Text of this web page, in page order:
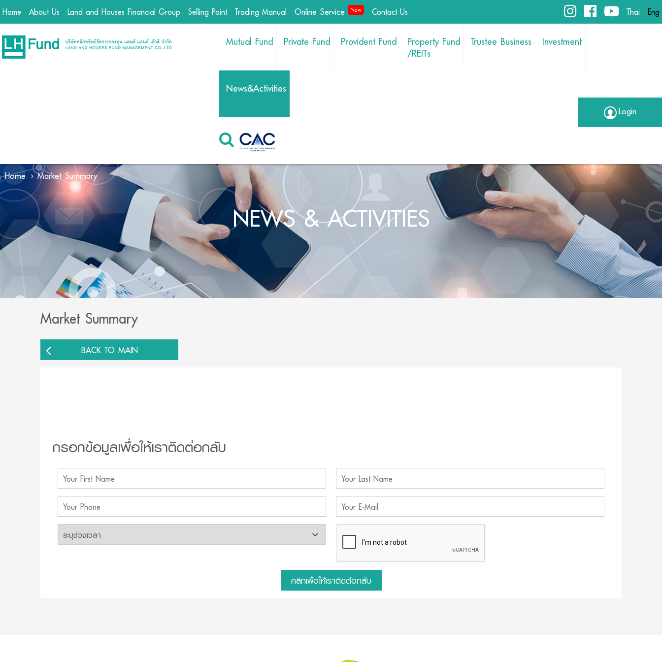
Home About Us Land and Houses Financial Group Selling Point Trading Manual Online Service New Contact Us Thai Eng
Mutual Fund Private Fund Provident Fund Property Fund
/REITs
Trustee Business Investment
News&Activities
Login
NEWS & ACTIVITIES
Home Market Summary
Market Summary
BACK TO MAIN
กรอกข้อมูลเพื่อให้เราติดต่อกลับ
คลิกเพื่อให้เราติดต่อกลับ